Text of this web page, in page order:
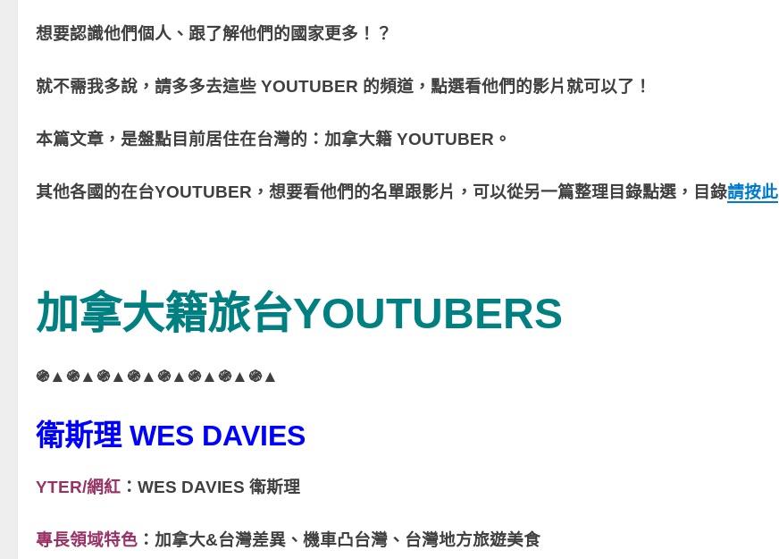
想要認識他們個人、跟了解他們的國家更多！？
就不需我多說，請多多去這些 YOUTUBER 的頻道，點選看他們的影片就可以了！
本篇文章，是盤點目前居住在台灣的：加拿大籍 YOUTUBER。
其他各國的在台YOUTUBER，想要看他們的名單跟影片，可以從另一篇整理目錄點選，目錄請按此
加拿大籍旅台YOUTUBERS
֍▲֍▲֍▲֍▲֍▲֍▲֍▲֍▲
衛斯理 WES DAVIES
YTER/網紅 ：WES DAVIES 衛斯理
專長領域特色 ：加拿大&台灣差異、機車凸台灣、台灣地方旅遊美食